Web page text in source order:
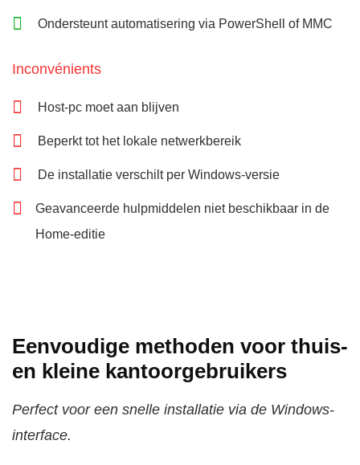
Ondersteunt automatisering via PowerShell of MMC
Inconvénients
Host-pc moet aan blijven
Beperkt tot het lokale netwerkbereik
De installatie verschilt per Windows-versie
Geavanceerde hulpmiddelen niet beschikbaar in de
Home-editie
Eenvoudige methoden voor thuis-
en kleine kantoorgebruikers
Perfect voor een snelle installatie via de Windows-
interface.